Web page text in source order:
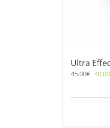
Ultra
45.00€ 40.00